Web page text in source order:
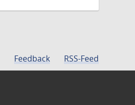
Feedback RSS-Feed